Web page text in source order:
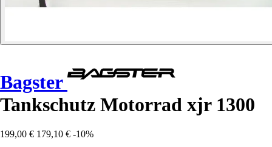
Bagster
Tankschutz Motorrad xjr 1300
199,00 € 179,10 € -10%